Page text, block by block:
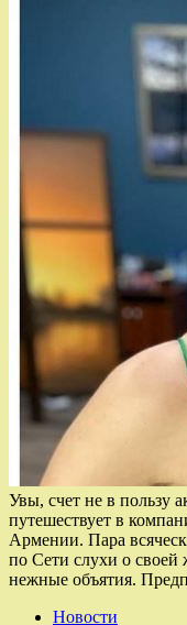
Увы, счет не в пользу
путешествует в
Армении. Пара
по Сети слухи о своей
нежные объятия.
Новости